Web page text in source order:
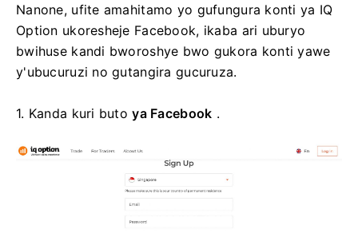
Nanone, ufite amahitamo yo gufungura konti ya IQ
Option ukoresheje Facebook, ikaba ari uburyo
bwihuse kandi bworoshye bwo gukora konti yawe
y'ubucuruzi no gutangira gucuruza.
1. Kanda kuri butoya Facebook .